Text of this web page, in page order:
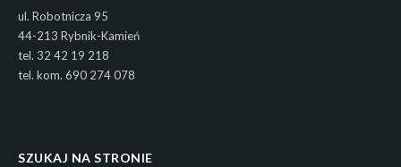
ul. Robotnicza 95
44-213 Rybnik-Kamień
tel. 32 42 19 218
tel. kom. 690 274 078
SZUKAJ NA STRONIE